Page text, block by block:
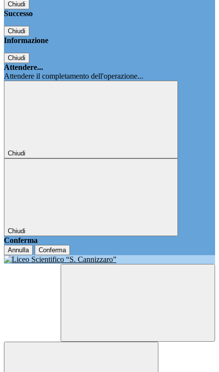
Chiudi
Successo
Chiudi
Informazione
Chiudi
Attendere...
Attendere il completamento dell'operazione...
Chiudi
Chiudi
Conferma
Annulla Conferma